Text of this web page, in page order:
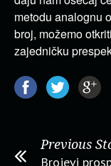
metodu analognu
broj, možemo
zajedničku
Previous
Brojevi